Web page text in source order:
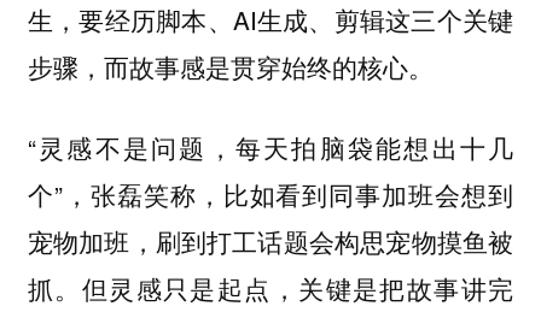
生，要经历脚本、AI生成、剪辑这三个关键
步骤，而故事感是贯穿始终的核心。
“灵感不是问题，每天拍脑袋能想出十几
个”，张磊笑称，比如看到同事加班会想到
宠物加班，刷到打工话题会构思宠物摸鱼被
抓。但灵感只是起点，关键是把故事讲完